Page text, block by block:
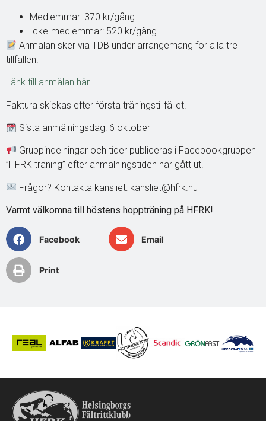
Medlemmar: 370 kr/gång
Icke-medlemmar: 520 kr/gång
Anmälan sker via TDB under arrangemang för alla tre
tillfällen.
Länk till anmälan här
Faktura skickas efter första träningstillfället.
Sista anmälningsdag: 6 oktober
Gruppindelningar och tider publiceras i Facebookgruppen
”HFRK träning” efter anmälningstiden har gått ut.
Frågor? Kontakta kansliet: kansliet@hfrk.nu
Varmt välkomna till höstens hoppträning på HFRK!
Facebook Email
Print